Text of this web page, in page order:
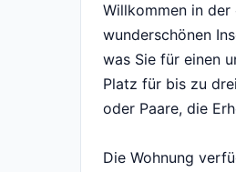
Willkommen in der
wunderschönen
was Sie für einen
Platz für bis zu
oder Paare, die
Die Wohnung